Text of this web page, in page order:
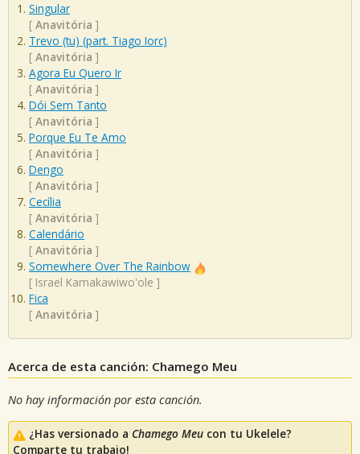
Singular
[ Anavitória ]
Trevo (tu) (part. Tiago Iorc)
[ Anavitória ]
Agora Eu Quero Ir
[ Anavitória ]
Dói Sem Tanto
[ Anavitória ]
Porque Eu Te Amo
[ Anavitória ]
Dengo
[ Anavitória ]
Cecília
[ Anavitória ]
Calendário
[ Anavitória ]
Somewhere Over The Rainbow
[ Israel Kamakawiwo'ole ]
Fica
[ Anavitória ]
Acerca de esta canción: Chamego Meu
No hay información por esta canción.
¿Has versionado a Chamego Meu con tu Ukelele?
Comparte tu trabajo!